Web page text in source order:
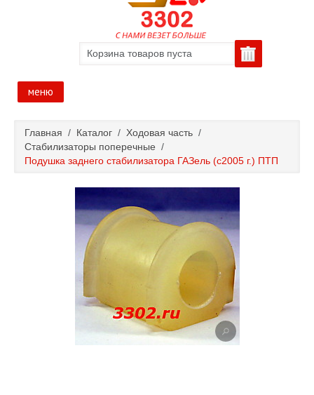
Корзина товаров пуста
меню
Каталог
Полезные статьи
Покупка и оплата
Главная / Каталог / Ходовая часть /
Стабилизаторы поперечные /
Подушка заднего стабилизатора ГАЗель (с2005 г.) ПТП